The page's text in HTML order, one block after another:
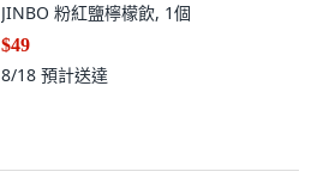
JINBO 粉紅鹽檸檬飲, 1個
$49
8/18 預計送達